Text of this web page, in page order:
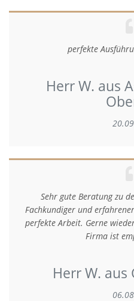
perfekte
Herr W. aus
Sehr gute Beratung zu
Fachkundiger und
perfekte Arbeit. Gerne
Firma ist
Herr W.